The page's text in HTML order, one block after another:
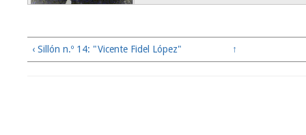
‹ Sillón n.º 14: "Vicente Fidel López" ↑